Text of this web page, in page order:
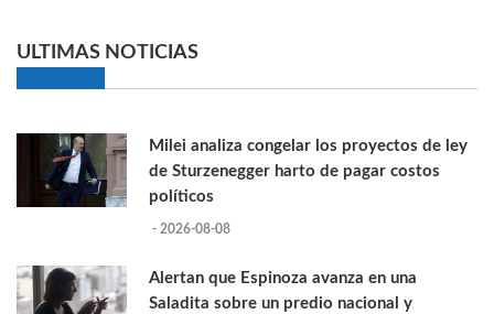
ULTIMAS NOTICIAS
Milei analiza congelar los proyectos de ley
de Sturzenegger harto de pagar costos
políticos
- 2026-08-08
Alertan que Espinoza avanza en una
Saladita sobre un predio nacional y